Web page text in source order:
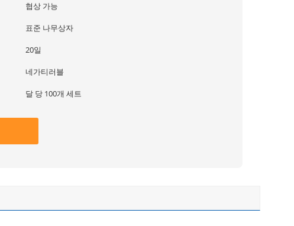
협상 가능
표준 나무상자
20일
네가티러블
달 당 100개 세트